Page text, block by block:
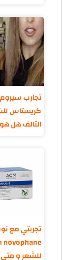
تجارب سيروم
كريستاس
التالف هل
تجربتي مع
novophane
للشعر و